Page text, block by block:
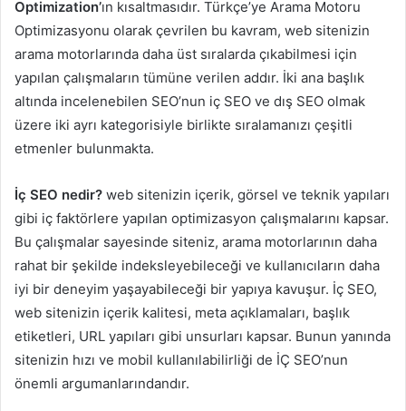
Optimization’ın kısaltmasıdır. Türkçe’ye Arama Motoru
Optimizasyonu olarak çevrilen bu kavram, web sitenizin
arama motorlarında daha üst sıralarda çıkabilmesi için
yapılan çalışmaların tümüne verilen addır. İki ana başlık
altında incelenebilen SEO’nun iç SEO ve dış SEO olmak
üzere iki ayrı kategorisiyle birlikte sıralamanızı çeşitli
etmenler bulunmakta.
İç SEO nedir? web sitenizin içerik, görsel ve teknik yapıları
gibi iç faktörlere yapılan optimizasyon çalışmalarını kapsar.
Bu çalışmalar sayesinde siteniz, arama motorlarının daha
rahat bir şekilde indeksleyebileceği ve kullanıcıların daha
iyi bir deneyim yaşayabileceği bir yapıya kavuşur. İç SEO,
web sitenizin içerik kalitesi, meta açıklamaları, başlık
etiketleri, URL yapıları gibi unsurları kapsar. Bunun yanında
sitenizin hızı ve mobil kullanılabilirliği de İÇ SEO’nun
önemli argumanlarındandır.